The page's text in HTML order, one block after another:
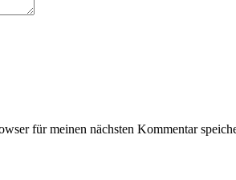
für meinen nächsten Kommentar